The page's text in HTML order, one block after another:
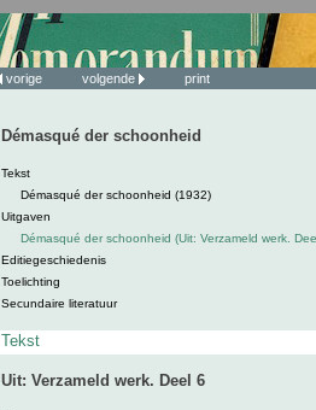
vorige volgende print
Démasqué der schoonheid
Tekst
Démasqué der schoonheid (1932)
Uitgaven
Démasqué der schoonheid (Uit: Verzameld werk.
Editiegeschiedenis
Toelichting
Secundaire literatuur
Tekst
Uit: Verzameld werk. Deel 6